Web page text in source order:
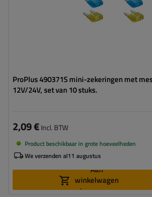
ProPlus 490371S mini-zekeringen met
12V/24V, set van 10 stuks.
2,09 €Incl. BTW
Product beschikbaar in grote hoeveelheden
We verzenden al11 augustus
Aan
winkelwagen
toevoegen